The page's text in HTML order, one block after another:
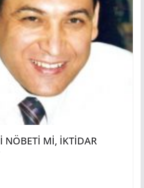
NÖBETİ Mİ, İKTİDAR